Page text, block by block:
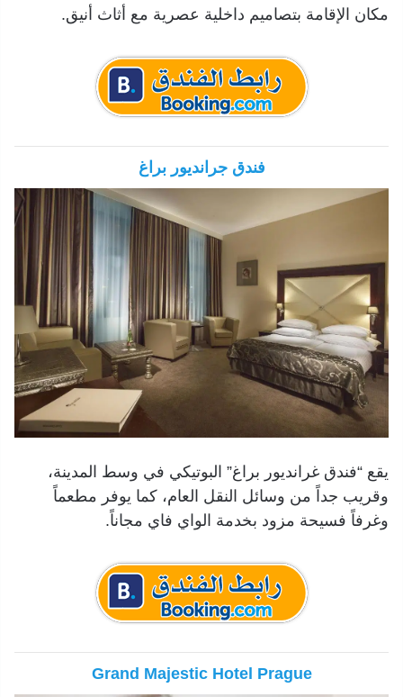
مكان الإقامة بتصاميم داخلية عصرية مع أثاث أنيق.
فندق جرانديور براغ
يقع “فندق غرانديور براغ” البوتيكي في وسط المدينة،
وقريب جداً من وسائل النقل العام، كما يوفر مطعماً
وغرفاً فسيحة مزود بخدمة الواي فاي مجاناً.
Grand Majestic Hotel Prague